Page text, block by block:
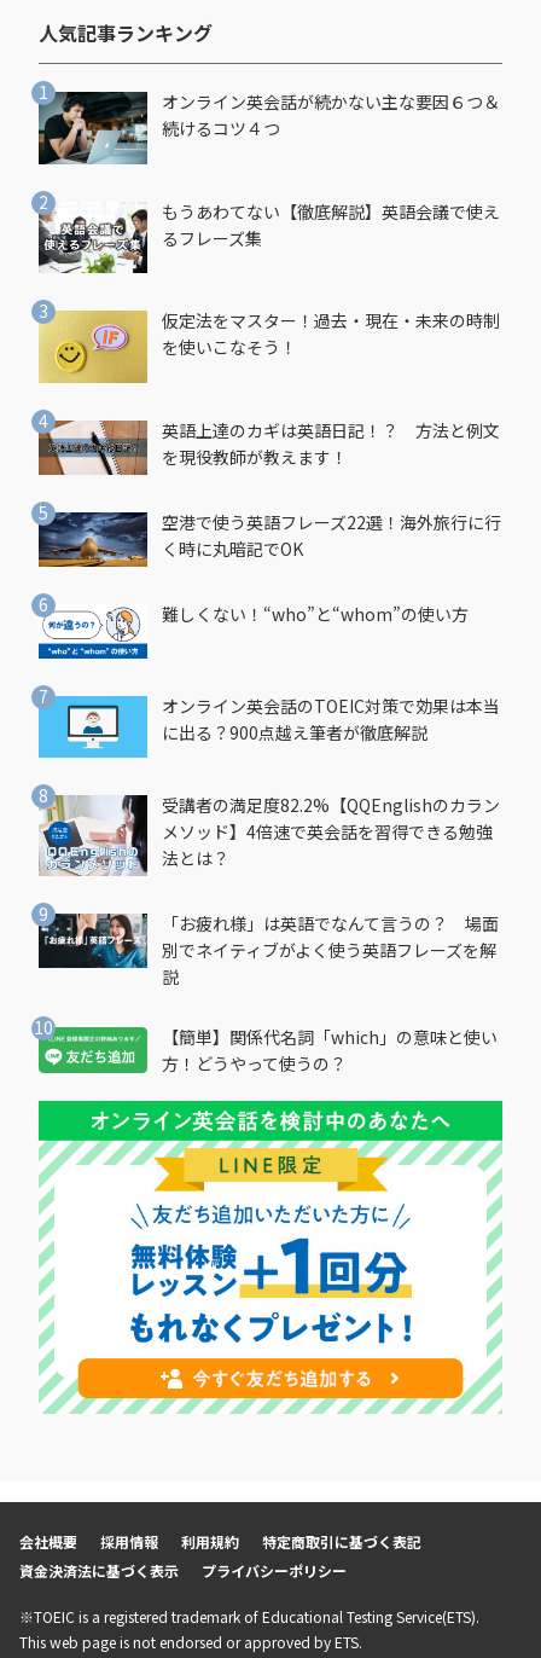
人気記事ランキング​
オンライン英会話が続かない主な要因６つ＆
続けるコツ４つ
もうあわてない【徹底解説】英語会議で使え
るフレーズ集
仮定法をマスター！過去・現在・未来の時制
を使いこなそう！
英語上達のカギは英語日記！？ 方法と例文
を現役教師が教えます！
空港で使う英語フレーズ22選！海外旅行に行
く時に丸暗記でOK
難しくない！“who”と“whom”の使い方
オンライン英会話のTOEIC対策で効果は本当
に出る？900点越え筆者が徹底解説
受講者の満足度82.2%【QQEnglishのカラン
メソッド】4倍速で英会話を習得できる勉強
法とは？
「お疲れ様」は英語でなんて言うの？ 場面
別でネイティブがよく使う英語フレーズを解
説
【簡単】関係代名詞「which」の意味と使い
方！どうやって使うの？
会社概要 採用情報 利用規約
特定商取引に基づく表記
資金決済法に基づく表示
プライバシーポリシー
※TOEIC is a registered trademark of Educational Testing Service(ETS).
This web page is not endorsed or approved by ETS.